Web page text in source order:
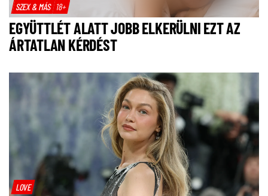
SZEX & MÁS 18+
EGYÜTTLÉT ALATT JOBB ELKERÜLNI EZT AZ
ÁRTATLAN KÉRDÉST
LOVE